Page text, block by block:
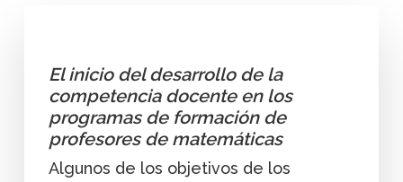
El inicio del desarrollo de la
competencia docente en los
programas de formación de
profesores de matemáticas
Algunos de los objetivos de los